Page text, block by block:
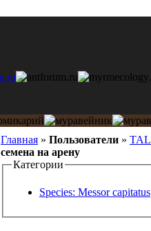
Главная » Пользователи »
семена на арену
Категории
Species: Messor capitatus